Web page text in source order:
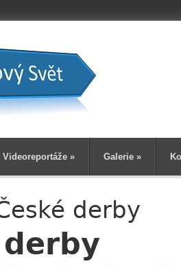
Videoreportáže » Galerie »
derby
derby